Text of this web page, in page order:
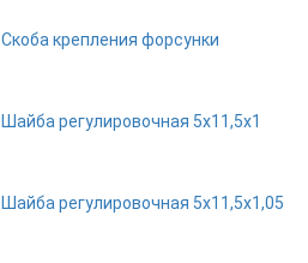
Скоба крепления форсунки
Шайба регулировочная 5х11,5х1
Шайба регулировочная 5х11,5х1,05